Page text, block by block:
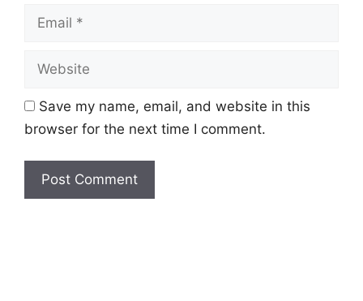
Email
Website
Save my name, email, and website in this
browser for the next time I comment.